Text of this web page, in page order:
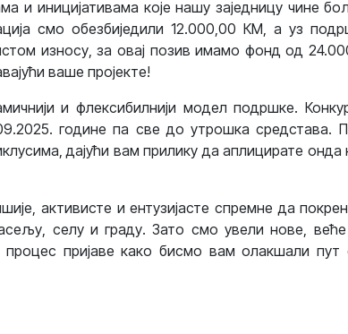
и иницијативама које нашу заједницу чине
смо обезбиједили 12.000,00 КМ, а уз
износу, за овај позив имамо фонд од
ваше пројекте!
и флексибилнији модел подршке.
године па све до утрошка средстава.
дајући вам прилику да аплицирате онда
активисте и ентузијасте спремне да
селу и граду. Зато смо увели нове,
пријаве како бисмо вам олакшали пут